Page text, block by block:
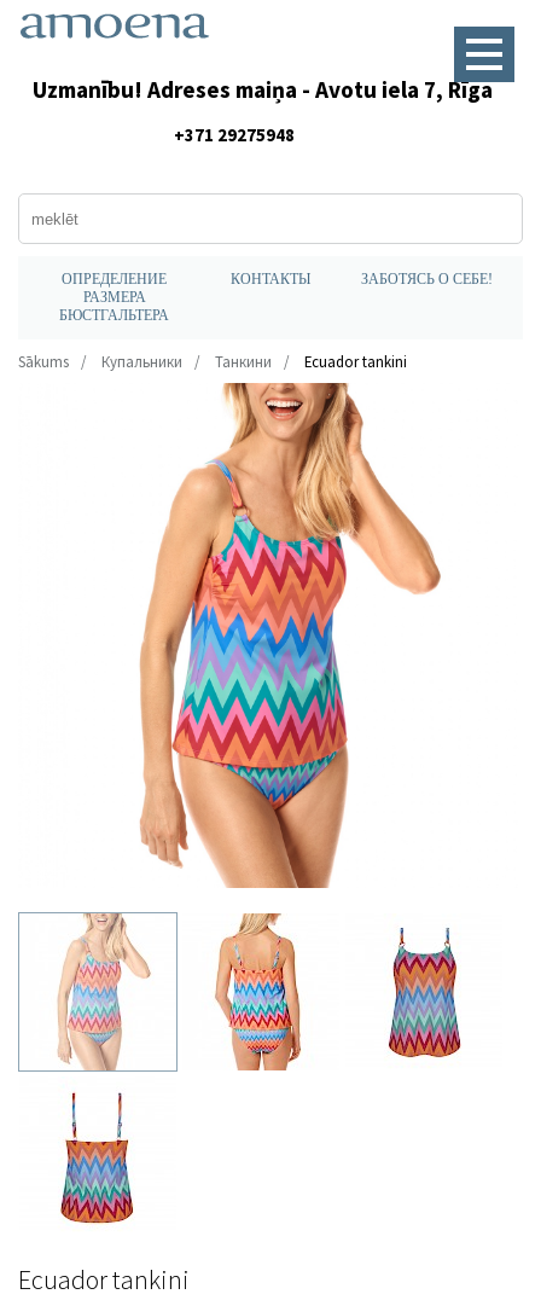
Uzmanību! Adreses maiņa - Avotu iela 7, Rīga
+371 29275948
ОПРЕДЕЛЕНИЕ
РАЗМЕРА
БЮСТГАЛЬТЕРА
КОНТАКТЫ ЗАБОТЯСЬ О СЕБЕ!
Sākums Купальники Танкини Ecuador tankini
Ecuador tankini